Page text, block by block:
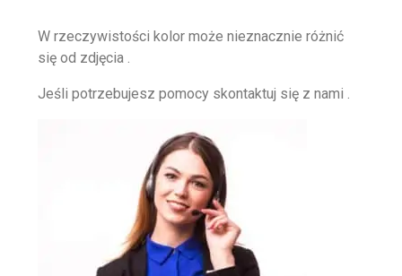
W rzeczywistości kolor może nieznacznie różnić
się od zdjęcia .
Jeśli potrzebujesz pomocy skontaktuj się z nami .